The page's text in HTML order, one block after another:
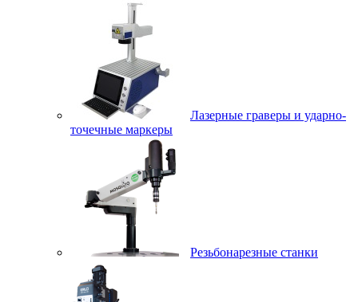
Лазерные граверы и ударно-
точечные маркеры
Резьбонарезные станки